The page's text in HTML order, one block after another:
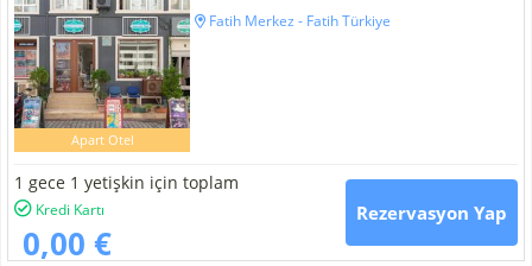
Apart Otel
Fatih Merkez - Fatih Türkiye
1 gece 1 yetişkin için toplam
Kredi Kartı
0,00 €
Rezervasyon Yap